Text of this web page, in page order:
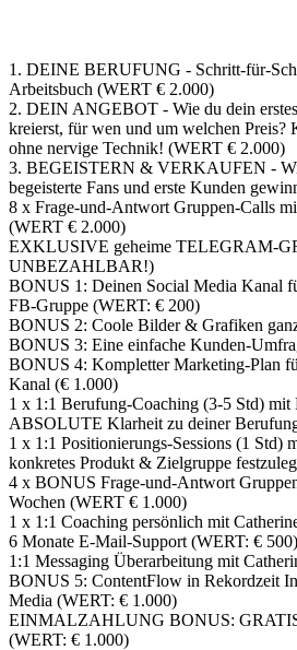
1. DEINE BERUFUNG - Schritt-für-
Arbeitsbuch (WERT € 2.000)
2. DEIN ANGEBOT - Wie du dein
kreierst, für wen und um welchen Preis?
ohne nervige Technik! (WERT € 2.000)
3. BEGEISTERN & VERKAUFEN -
begeisterte Fans und erste Kunden
8 x Frage-und-Antwort Gruppen-Calls
(WERT € 2.000)
EXKLUSIVE geheime TELEGRAM-
UNBEZAHLBAR!)
BONUS 1: Deinen Social Media Kanal
FB-Gruppe (WERT: € 200)
BONUS 2: Coole Bilder & Grafiken
BONUS 3: Eine einfache Kunden-
BONUS 4: Kompletter Marketing-Plan
Kanal (€ 1.000)
1 x 1:1 Berufung-Coaching (3-5 Std) mit
ABSOLUTE Klarheit zu deiner
1 x 1:1 Positionierungs-Sessions (1 Std)
konkretes Produkt & Zielgruppe
4 x BONUS Frage-und-Antwort
Wochen (WERT € 1.000)
1 x 1:1 Coaching persönlich mit
6 Monate E-Mail-Support (WERT: € 500)
1:1 Messaging Überarbeitung mit
BONUS 5: ContentFlow in Rekordzeit
Media (WERT: € 1.000)
EINMALZAHLUNG BONUS:
(WERT: € 1.000)